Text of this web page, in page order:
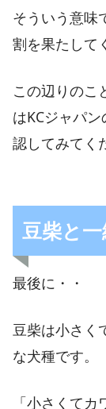
そういう意味
割を果たして
この辺りのこ
はKCジャパ
認してみてく
豆柴と
最後に・・
豆柴は小さく
な犬種です。
「小さくて